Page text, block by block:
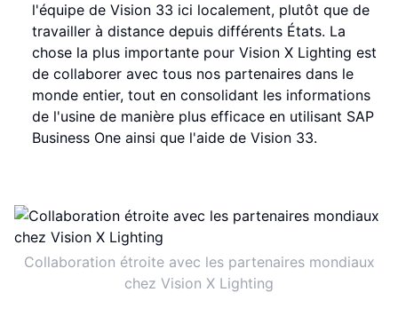
l'équipe de Vision 33 ici localement, plutôt que de
travailler à distance depuis différents États. La
chose la plus importante pour Vision X Lighting est
de collaborer avec tous nos partenaires dans le
monde entier, tout en consolidant les informations
de l'usine de manière plus efficace en utilisant SAP
Business One ainsi que l'aide de Vision 33.
Collaboration étroite avec les partenaires mondiaux
chez Vision X Lighting